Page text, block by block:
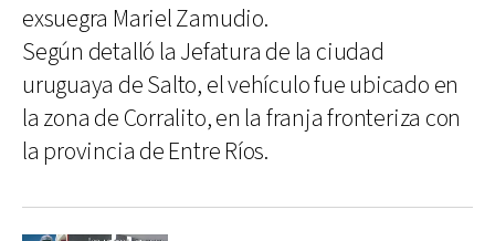
exsuegra Mariel Zamudio.
Según detalló la Jefatura de la ciudad
uruguaya de Salto, el vehículo fue ubicado en
la zona de Corralito, en la franja fronteriza con
la provincia de Entre Ríos.